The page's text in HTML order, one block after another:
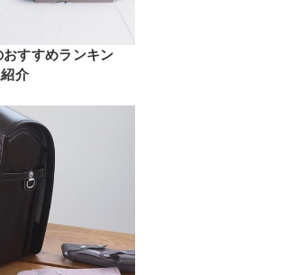
おすすめランキン
介